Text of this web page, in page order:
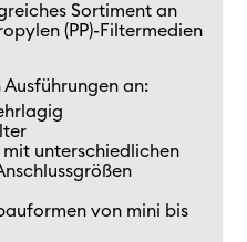
Sortiment an
(PP)-Filtermedien
an:
unterschiedlichen
von mini bis